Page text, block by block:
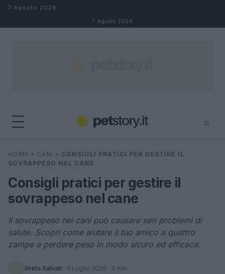
Salta al contenuto
7 Agosto 2026
7 Agosto 2026
⌕
Cerca
HOME » CANI » CONSIGLI PRATICI PER GESTIRE IL
SOVRAPPESO NEL CANE
Consigli pratici per gestire il
sovrappeso nel cane
Il sovrappeso nei cani può causare seri problemi di
salute. Scopri come aiutare il tuo amico a quattro
zampe a perdere peso in modo sicuro ed efficace.
Greta Salvati · 4 Luglio 2026 · 3 min